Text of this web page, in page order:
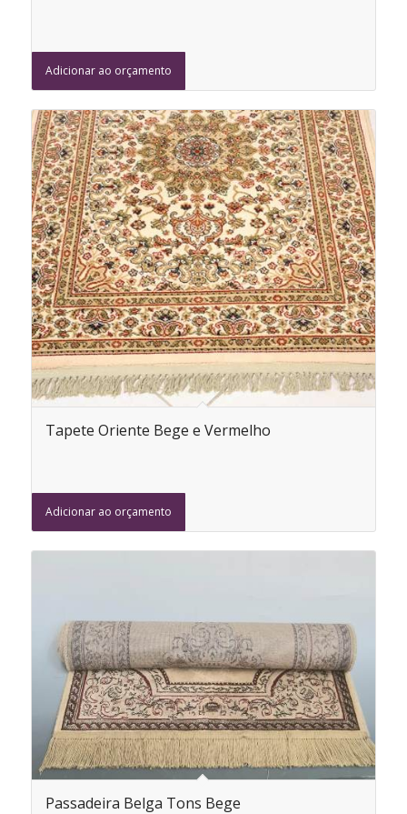
Adicionar ao orçamento
Tapete Oriente Bege e Vermelho
Adicionar ao orçamento
Passadeira Belga Tons Bege